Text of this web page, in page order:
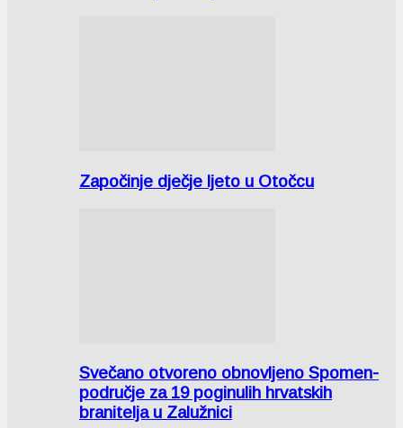
Započinje dječje ljeto u Otočcu
Svečano otvoreno obnovljeno Spomen-
područje za 19 poginulih hrvatskih
branitelja u Zalužnici